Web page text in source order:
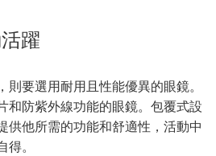
躍
要選用耐用且性能優異的眼鏡。
和防紫外線功能的眼鏡。包覆式設
供他所需的功能和舒適性，活動中
。